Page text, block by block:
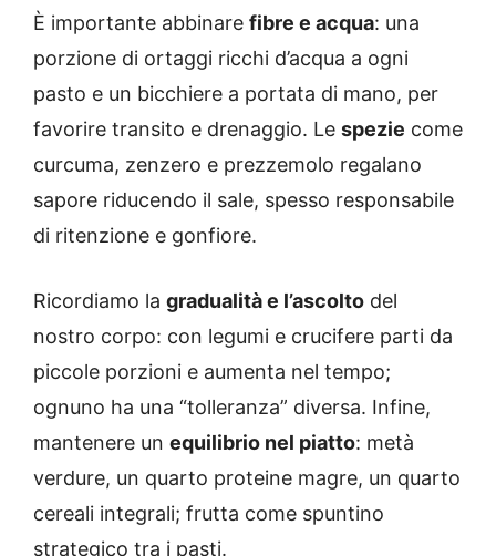
È importante abbinare fibre e acqua: una
porzione di ortaggi ricchi d’acqua a ogni
pasto e un bicchiere a portata di mano, per
favorire transito e drenaggio. Le spezie come
curcuma, zenzero e prezzemolo regalano
sapore riducendo il sale, spesso responsabile
di ritenzione e gonfiore.
Ricordiamo la gradualità e l’ascolto del
nostro corpo: con legumi e crucifere parti da
piccole porzioni e aumenta nel tempo;
ognuno ha una “tolleranza” diversa. Infine,
mantenere un equilibrio nel piatto: metà
verdure, un quarto proteine magre, un quarto
cereali integrali; frutta come spuntino
strategico tra i pasti.